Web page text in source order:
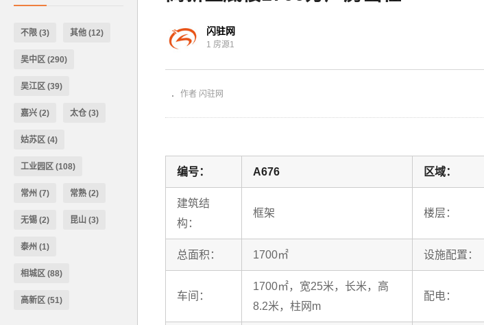
不限 (3) 其他 (12)
吴中区 (290)
吴江区 (39)
嘉兴 (2) 太仓 (3)
姑苏区 (4)
工业园区 (108)
常州 (7) 常熟 (2)
无锡 (2) 昆山 (3)
泰州 (1)
相城区 (88)
高新区 (51)
闪驻网
1 房源1
作者 闪驻网
编号： A676 区域：
建筑结
构：
框架 楼层：
总面积： 1700㎡ 设施配置：
车间：
1700㎡，宽25米，长米，高
8.2米，柱网m
配电：